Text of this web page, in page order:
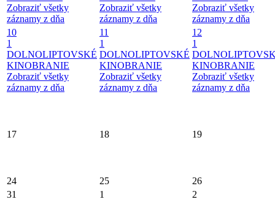
Zobraziť všetky
záznamy z dňa
Zobraziť všetky
záznamy z dňa
Zobraziť všetky
záznamy z dňa
10
1
DOLNOLIPTOVSKÉ
KINOBRANIE
Zobraziť všetky
záznamy z dňa
11
1
DOLNOLIPTOVSKÉ
KINOBRANIE
Zobraziť všetky
záznamy z dňa
12
1
KINOBRANIE
Zobraziť všetky
záznamy z dňa
17 18 19
24 25
26
31
1 2